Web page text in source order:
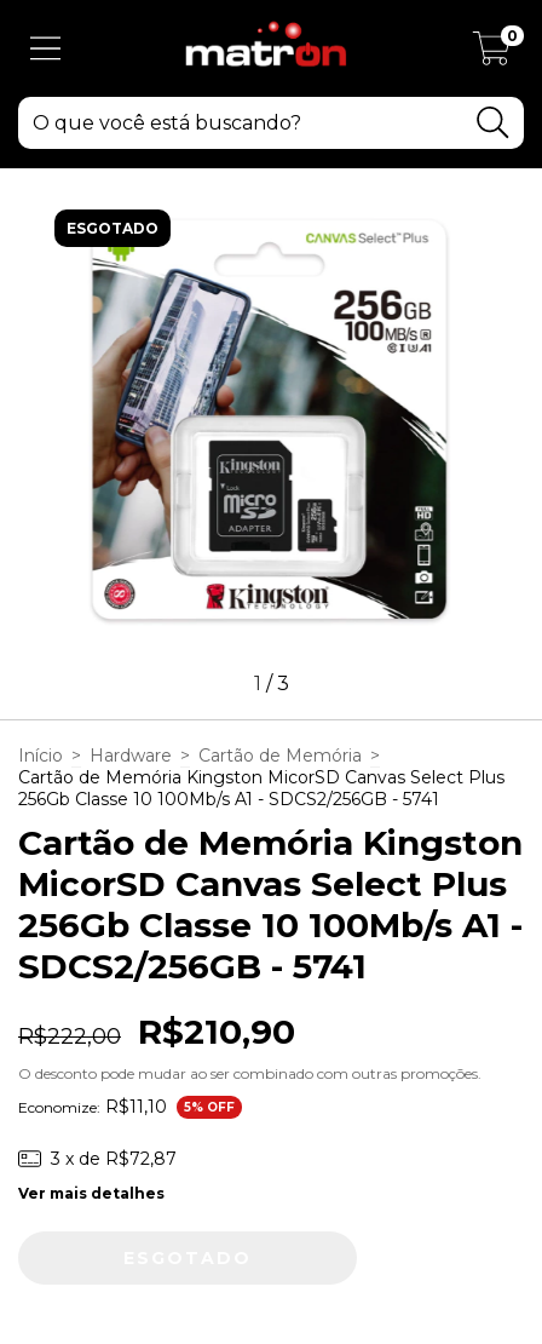
0
ESGOTADO
1 /3
Início > Hardware > Cartão de Memória >
Cartão de Memória Kingston MicorSD Canvas Select Plus
256Gb Classe 10 100Mb/s A1 - SDCS2/256GB - 5741
Cartão de Memória Kingston
MicorSD Canvas Select Plus
256Gb Classe 10 100Mb/s A1 -
SDCS2/256GB - 5741
R$222,00 R$210,90
O desconto pode mudar ao ser combinado com outras promoções.
Economize: R$11,10 5% OFF
3 x de R$72,87
Ver mais detalhes